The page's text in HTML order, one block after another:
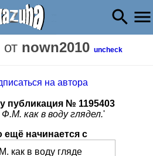
nown2010 uncheck
на автора
публикация № 1195403
как в воду глядел.'
ещё начинается с